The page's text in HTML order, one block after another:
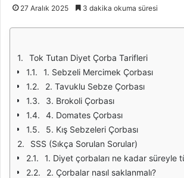
27 Aralık 2025 3 dakika okuma süresi
Tok Tutan Diyet Çorba Tarifleri
1. Sebzeli Mercimek Çorbası
2. Tavuklu Sebze Çorbası
3. Brokoli Çorbası
4. Domates Çorbası
5. Kış Sebzeleri Çorbası
SSS (Sıkça Sorulan Sorular)
1. Diyet çorbaları ne kadar süreyle
2. Çorbalar nasıl saklanmalı?